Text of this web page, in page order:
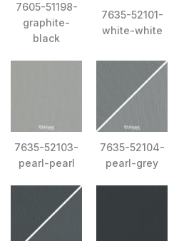
7605-51198-
graphite-
black
7635-52101-
white-white
7635-52103-
pearl-pearl
7635-52104-
pearl-grey